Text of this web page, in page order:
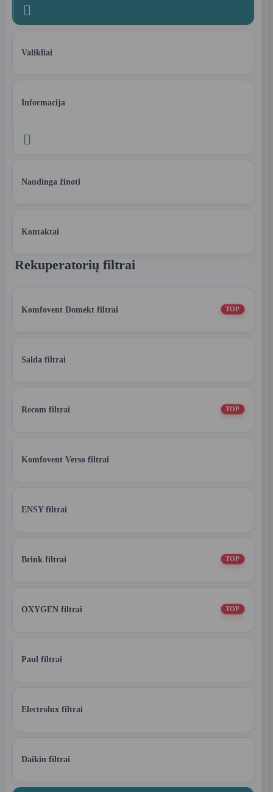

Valikliai
Informacija

Naudinga žinoti
Kontaktai
Rekuperatorių filtrai
Komfovent Domekt filtrai TOP
Salda filtrai
Recom filtrai TOP
Komfovent Verso filtrai
ENSY filtrai
Brink filtrai TOP
OXYGEN filtrai TOP
Paul filtrai
Electrolux filtrai
Daikin filtrai